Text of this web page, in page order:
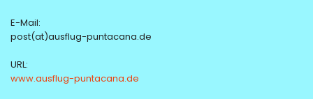
E-Mail:
post(at)ausflug-puntacana.de
URL:
www.ausflug-puntacana.de